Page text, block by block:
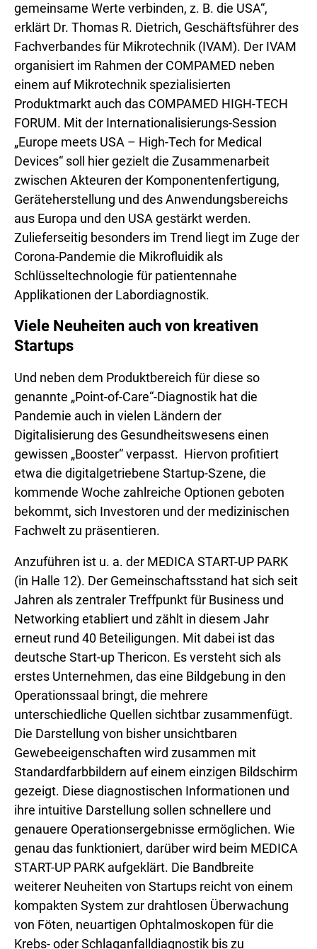
gemeinsame Werte verbinden, z. B. die USA“,
erklärt Dr. Thomas R. Dietrich, Geschäftsführer des
Fachverbandes für Mikrotechnik (IVAM). Der IVAM
organisiert im Rahmen der COMPAMED neben
einem auf Mikrotechnik spezialisierten
Produktmarkt auch das COMPAMED HIGH-TECH
FORUM. Mit der Internationalisierungs-Session
„Europe meets USA – High-Tech for Medical
Devices“ soll hier gezielt die Zusammenarbeit
zwischen Akteuren der Komponentenfertigung,
Geräteherstellung und des Anwendungsbereichs
aus Europa und den USA gestärkt werden.
Zulieferseitig besonders im Trend liegt im Zuge der
Corona-Pandemie die Mikrofluidik als
Schlüsseltechnologie für patientennahe
Applikationen der Labordiagnostik.
Viele Neuheiten auch von kreativen
Startups
Und neben dem Produktbereich für diese so
genannte „Point-of-Care“-Diagnostik hat die
Pandemie auch in vielen Ländern der
Digitalisierung des Gesundheitswesens einen
gewissen „Booster“ verpasst. Hiervon profitiert
etwa die digitalgetriebene Startup-Szene, die
kommende Woche zahlreiche Optionen geboten
bekommt, sich Investoren und der medizinischen
Fachwelt zu präsentieren.
Anzuführen ist u. a. der MEDICA START-UP PARK
(in Halle 12). Der Gemeinschaftsstand hat sich seit
Jahren als zentraler Treffpunkt für Business und
Networking etabliert und zählt in diesem Jahr
erneut rund 40 Beteiligungen. Mit dabei ist das
deutsche Start-up Thericon. Es versteht sich als
erstes Unternehmen, das eine Bildgebung in den
Operationssaal bringt, die mehrere
unterschiedliche Quellen sichtbar zusammenfügt.
Die Darstellung von bisher unsichtbaren
Gewebeeigenschaften wird zusammen mit
Standardfarbbildern auf einem einzigen Bildschirm
gezeigt. Diese diagnostischen Informationen und
ihre intuitive Darstellung sollen schnellere und
genauere Operationsergebnisse ermöglichen. Wie
genau das funktioniert, darüber wird beim MEDICA
START-UP PARK aufgeklärt. Die Bandbreite
weiterer Neuheiten von Startups reicht von einem
kompakten System zur drahtlosen Überwachung
von Föten, neuartigen Ophtalmoskopen für die
Krebs- oder Schlaganfalldiagnostik bis zu